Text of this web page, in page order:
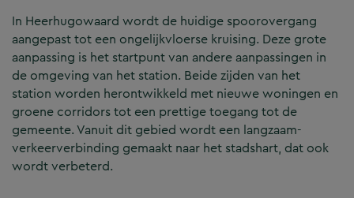
In Heerhugowaard wordt de huidige spoorovergang
aangepast tot een ongelijkvloerse kruising. Deze grote
aanpassing is het startpunt van andere aanpassingen in
de omgeving van het station. Beide zijden van het
station worden herontwikkeld met nieuwe woningen en
groene corridors tot een prettige toegang tot de
gemeente. Vanuit dit gebied wordt een langzaam-
verkeerverbinding gemaakt naar het stadshart, dat ook
wordt verbeterd.